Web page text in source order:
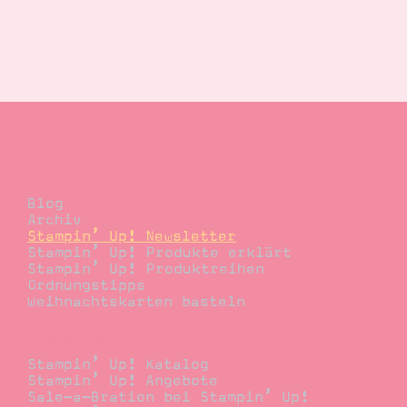
Blog
Archiv
Stampin’ Up! Newsletter
Stampin’ Up! Produkte erklärt
Stampin’ Up! Produktreihen
Ordnungstipps
Weihnachtskarten basteln
Stampin’ Up! Katalog
Stampin’ Up! Angebote
Sale-a-Bration bei Stampin’ Up!